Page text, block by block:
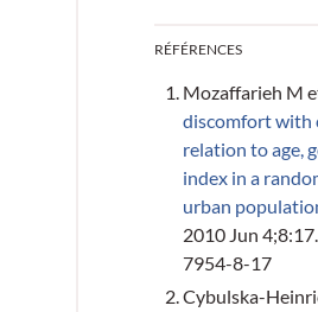
RÉFÉRENCES
Mozaffarieh M
discomfort with
relation to age,
index in a
urban
2010 Jun
7954-8-17
Cybulska-